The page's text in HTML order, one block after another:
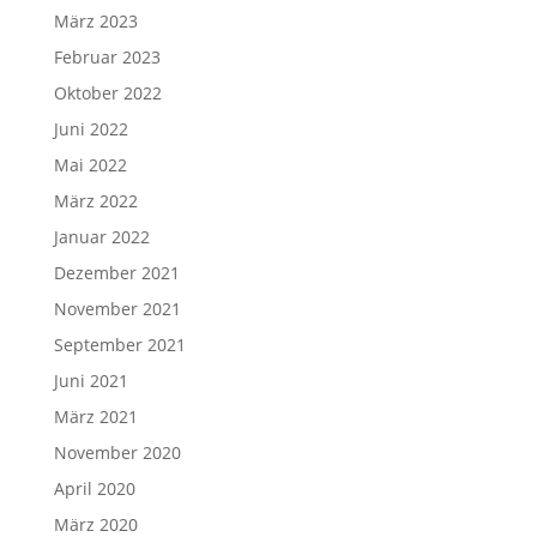
März 2023
Februar 2023
Oktober 2022
Juni 2022
Mai 2022
März 2022
Januar 2022
Dezember 2021
November 2021
September 2021
Juni 2021
März 2021
November 2020
April 2020
März 2020